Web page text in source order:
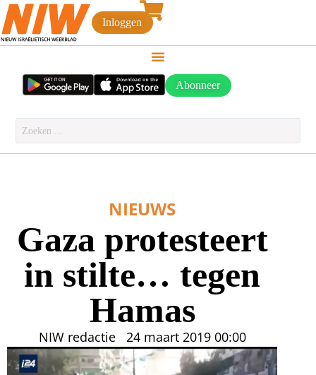
Inloggen
Abonneer
NIEUWS
Gaza protesteert
in stilte… tegen
Hamas
NIW redactie 24 maart 2019 00:00